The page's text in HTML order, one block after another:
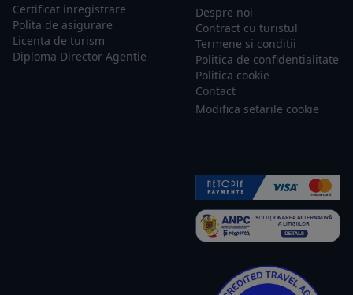
Certificat inregistrare
Polita de asigurare
Licenta de turism
Diploma Director Agentie
Despre noi
Contract cu turistul
Termene si conditii
Politica de confidentialitate
Politica cookie
Contact
Modifica setarile cookie